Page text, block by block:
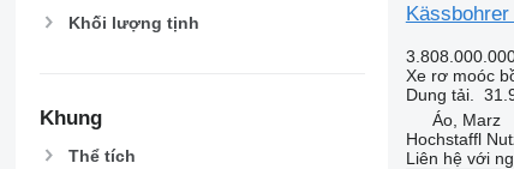
Khối lượng tịnh
Khung
Thể tích
Xe rơ moóc
Dung tải.
Áo, Marz
Hochstaffl
Liên hệ với